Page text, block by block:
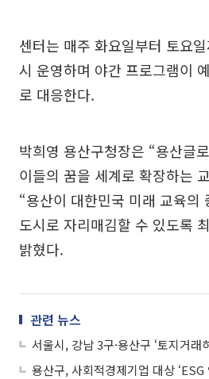
센터는 매주 화요일부터 토요
시 운영하며 야간 프로그램이
로 대응한다.
박희영 용산구청장은 “용산글
이들의 꿈을 세계로 확장하는
“용산이 대한민국 미래 교육의
도시로 자리매김할 수 있도록
밝혔다.
관련 뉴스